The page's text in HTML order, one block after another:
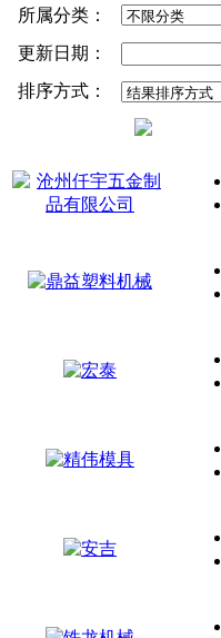
所属分类：
更新日期：
排序方式：